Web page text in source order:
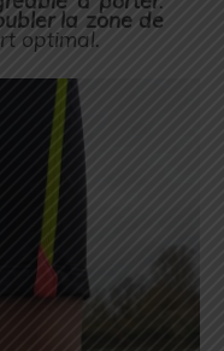
la zone de
optimal.